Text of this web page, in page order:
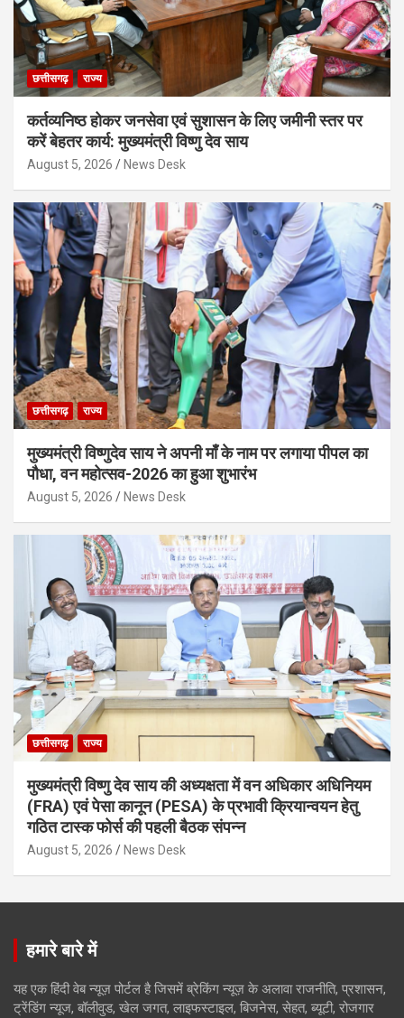
छत्तीसगढ़ राज्य
कर्तव्यनिष्ठ होकर जनसेवा एवं सुशासन के लिए जमीनी स्तर पर
करें बेहतर कार्य: मुख्यमंत्री विष्णु देव साय
August 5, 2026 News Desk
छत्तीसगढ़ राज्य
मुख्यमंत्री विष्णुदेव साय ने अपनी माँ के नाम पर लगाया पीपल का
पौधा, वन महोत्सव-2026 का हुआ शुभारंभ
August 5, 2026 News Desk
छत्तीसगढ़ राज्य
मुख्यमंत्री विष्णु देव साय की अध्यक्षता में वन अधिकार अधिनियम
(FRA) एवं पेसा कानून (PESA) के प्रभावी क्रियान्वयन हेतु
गठित टास्क फोर्स की पहली बैठक संपन्न
August 5, 2026 News Desk
हमारे बारे में
यह एक हिंदी वेब न्यूज़ पोर्टल है जिसमें ब्रेकिंग न्यूज़ के अलावा राजनीति, प्रशासन,
ट्रेंडिंग न्यूज, बॉलीवुड, खेल जगत, लाइफस्टाइल, बिजनेस, सेहत, ब्यूटी, रोजगार